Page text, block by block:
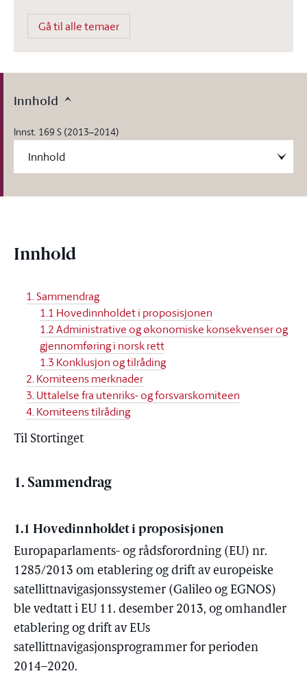
Gå til alle temaer
Innhold
Innst. 169 S (2013–2014)
Innhold
1. Sammendrag
1.1 Hovedinnholdet i proposisjonen
1.2 Administrative og økonomiske konsekvenser og
gjennomføring i norsk rett
1.3 Konklusjon og tilråding
2. Komiteens merknader
3. Uttalelse fra utenriks- og forsvarskomiteen
4. Komiteens tilråding
Til Stortinget
1. Sammendrag
1.1 Hovedinnholdet i proposisjonen
Europaparlaments- og rådsforordning (EU) nr.
1285/2013 om etablering og drift av europeiske
satellittnavigasjonssystemer (Galileo og EGNOS)
ble vedtatt i EU 11. desember 2013, og omhandler
etablering og drift av EUs
satellittnavigasjonsprogrammer for perioden
2014–2020.